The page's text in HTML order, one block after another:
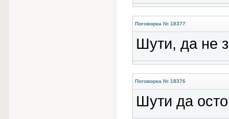
Поговорка № 18377
Шути, да не
Поговорка № 18376
Шути да